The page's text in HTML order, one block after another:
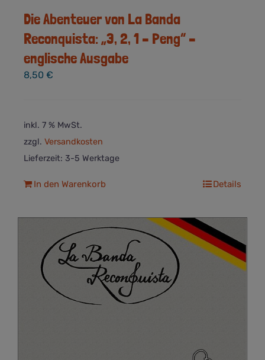
Die Abenteuer von La Banda
Reconquista: „3, 2, 1 – Peng“ –
englische Ausgabe
8,50 €
inkl. 7 % MwSt.
zzgl. Versandkosten
Lieferzeit: 3-5 Werktage
In den Warenkorb Details